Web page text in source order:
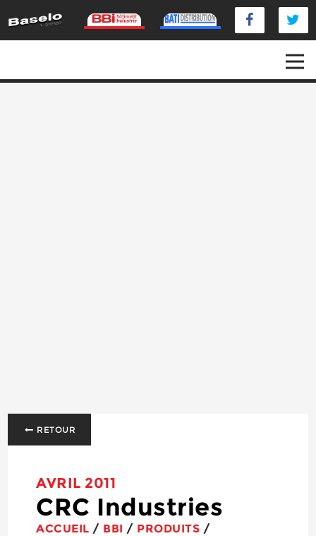
RETOUR
AVRIL 2011
CRC Industries
ACCUEIL / BBI / PRODUITS /